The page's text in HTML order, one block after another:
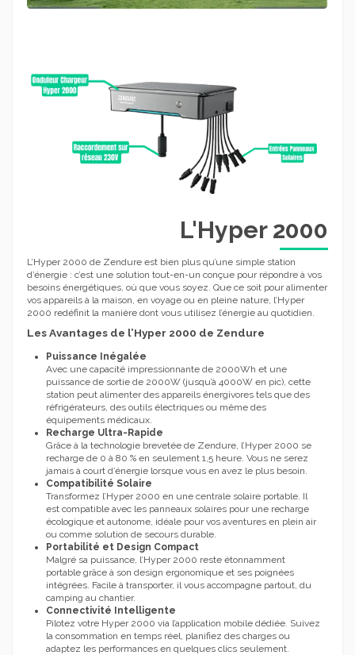
L'Hyper 2000
L’Hyper 2000 de Zendure est bien plus qu’une simple station
d’énergie : c’est une solution tout-en-un conçue pour répondre à vos
besoins énergétiques, où que vous soyez. Que ce soit pour alimenter
vos appareils à la maison, en voyage ou en pleine nature, l’Hyper
2000 redéfinit la manière dont vous utilisez l’énergie au quotidien.
Les Avantages de l’Hyper 2000 de Zendure
Puissance Inégalée
Avec une capacité impressionnante de 2000Wh et une
puissance de sortie de 2000W (jusqu’à 4000W en pic), cette
station peut alimenter des appareils énergivores tels que des
réfrigérateurs, des outils électriques ou même des
équipements médicaux.
Recharge Ultra-Rapide
Grâce à la technologie brevetée de Zendure, l’Hyper 2000 se
recharge de 0 à 80 % en seulement 1,5 heure. Vous ne serez
jamais à court d’énergie lorsque vous en avez le plus besoin.
Compatibilité Solaire
Transformez l’Hyper 2000 en une centrale solaire portable. Il
est compatible avec les panneaux solaires pour une recharge
écologique et autonome, idéale pour vos aventures en plein air
ou comme solution de secours durable.
Portabilité et Design Compact
Malgré sa puissance, l’Hyper 2000 reste étonnamment
portable grâce à son design ergonomique et ses poignées
intégrées. Facile à transporter, il vous accompagne partout, du
camping au chantier.
Connectivité Intelligente
Pilotez votre Hyper 2000 via l’application mobile dédiée. Suivez
la consommation en temps réel, planifiez des charges ou
adaptez les performances en quelques clics seulement.